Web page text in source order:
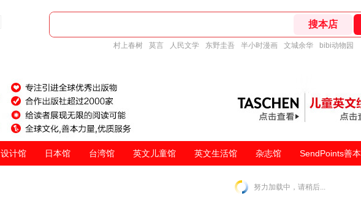
村上春树 莫言 人民文学 东野圭吾 半小时漫画 文城余华 bibi动物园
设计馆 日本馆 台湾馆 英文儿童馆 英文生活馆 杂志馆 SendPoints善本
努力加载中，请稍后...